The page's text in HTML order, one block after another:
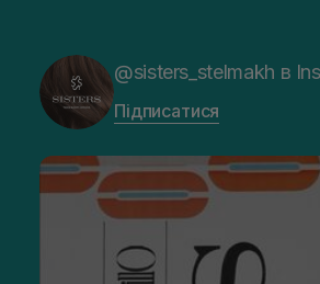
@sisters_stelmakh в
Підписатися